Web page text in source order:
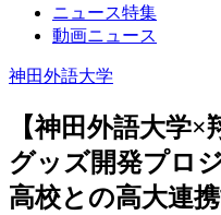
ニュース特集
動画ニュース
神田外語大学
【神田外語大学
グッズ開発プロ
高校との高大連